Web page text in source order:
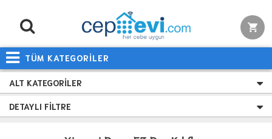
TÜM KATEGORİLER
ALT KATEGORILER
DETAYLI FILTRE